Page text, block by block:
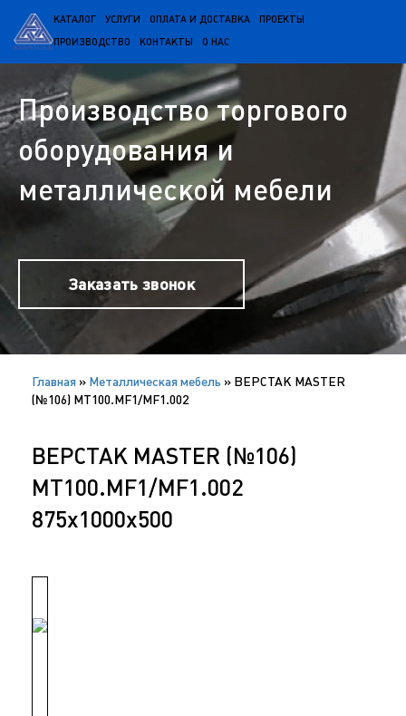
КАТАЛОГ УСЛУГИ ОПЛАТА И ДОСТАВКА ПРОЕКТЫ
ПРОИЗВОДСТВО КОНТАКТЫ О НАС
Производство торгового
оборудования и
металлической мебели
Заказать звонок
Главная » Металлическая мебель » ВЕРСТАК MASTER
(№106) MT100.MF1/MF1.002
ВЕРСТАК MASTER (№106)
MT100.MF1/MF1.002
875x1000x500